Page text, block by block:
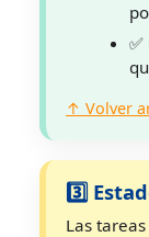
↑ Volver
3️⃣
Las